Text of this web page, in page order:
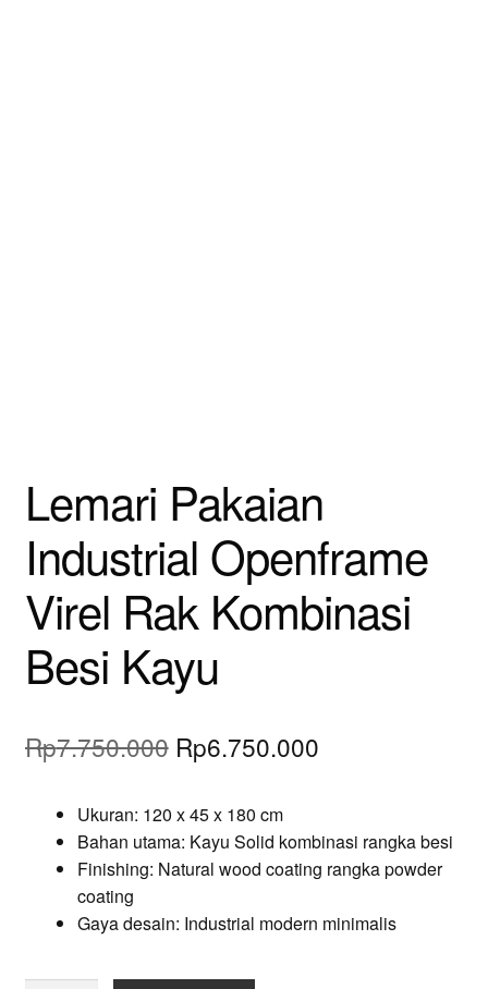
Lemari Pakaian
Industrial Openframe
Virel Rak Kombinasi
Besi Kayu
Rp7.750.000 Original
was:
Rp7.750.000.
Rp6.750.000Current
Rp6.750.000.
Ukuran: 120 x 45 x 180 cm
Bahan utama: Kayu Solid kombinasi rangka besi
Finishing: Natural wood coating rangka powder
coating
Gaya desain: Industrial modern minimalis